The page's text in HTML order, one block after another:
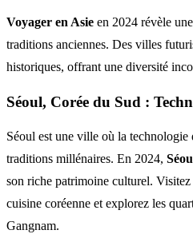
Voyager en Asie en 2024 révèle
traditions anciennes. Des villes
historiques, offrant une diversité
Séoul, Corée du Sud :
Séoul est une ville où la technologie
traditions millénaires. En 2024,
son riche patrimoine culturel.
cuisine coréenne et explorez les
Gangnam.